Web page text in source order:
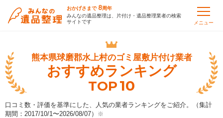
おかげさまで 8周年
みんなの遺品整理は、片付け・遺品整理業者の検索
サイトです
メニュー
熊本県球磨郡水上村のゴミ屋敷片付け業者
おすすめランキング
TOP10
口コミ数・評価を基準にした、人気の業者ランキングをご紹介。（集計
期間：2017/10/1〜2026/08/07） ※